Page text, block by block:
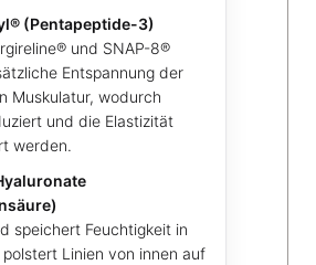
(Pentapeptide-3)
und SNAP-8®
Entspannung der
Muskulatur, wodurch
und die Elastizität
werden.
speichert Feuchtigkeit in
Linien von innen auf